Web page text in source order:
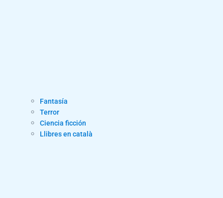
Fantasía
Terror
Ciencia ficción
Llibres en català